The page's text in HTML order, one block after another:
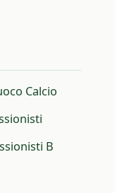
Calcio
B